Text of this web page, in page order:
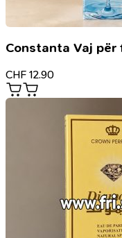
Constanta Vaj për
CHF 12.90